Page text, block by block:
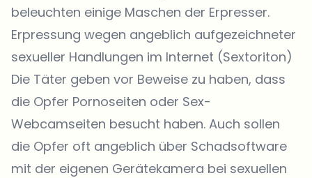
beleuchten einige Maschen der Erpresser.
Erpressung wegen angeblich aufgezeichneter
sexueller Handlungen im Internet (Sextoriton)
Die Täter geben vor Beweise zu haben, dass
die Opfer Pornoseiten oder Sex-
Webcamseiten besucht haben. Auch sollen
die Opfer oft angeblich über Schadsoftware
mit der eigenen Gerätekamera bei sexuellen